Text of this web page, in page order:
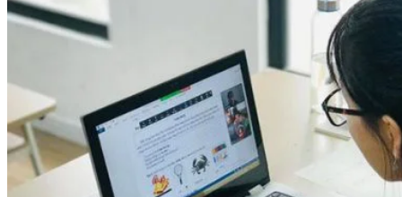
Khởi Sự Kinh Doanh Nhà Hàng
Khởi Sự Kinh Doanh Khách Sạn Mini – Homestay –
Kiến Thức & Kỹ Năng Ngành NH – KS
Marketing
Digital Marketing
Giám Đốc Digital Marketing
Chuyên Viên Social Media
Tiktok Marketing – Tiktok Ads
Thương Mại Điện Tử – Kinh Doanh Thực